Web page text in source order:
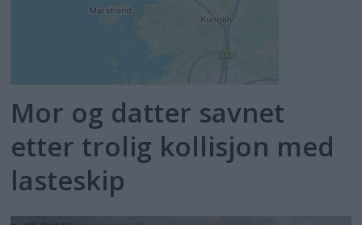
Mor og datter savnet
etter trolig kollisjon med
lasteskip